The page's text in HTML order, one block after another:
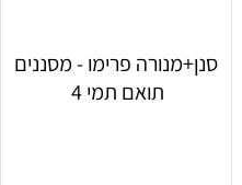
סנן+מנורה פרימו - מסננים
תואם תמי 4